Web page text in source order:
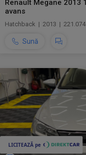
Renault Megane 2013
avans
Hatchback | 2013 |
Sună